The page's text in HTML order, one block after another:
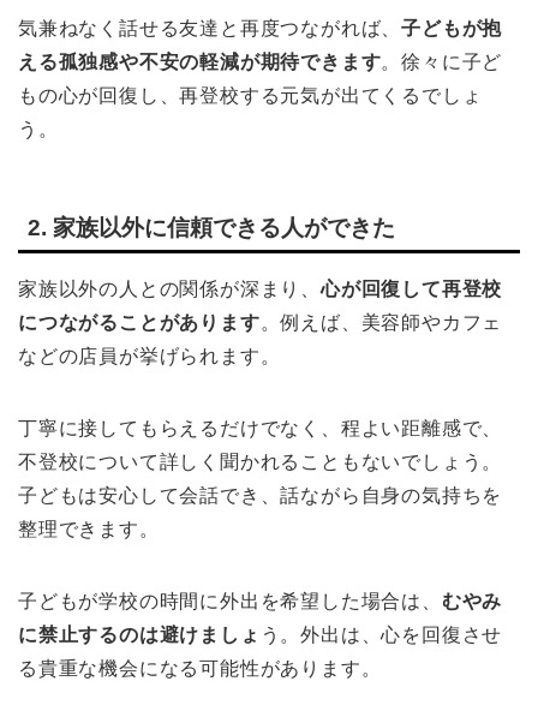
気兼ねなく話せる友達と再度つながれば、子どもが抱
える孤独感や不安の軽減が期待できます。徐々に子ど
もの心が回復し、再登校する元気が出てくるでしょ
う。
2. 家族以外に信頼できる人ができた
家族以外の人との関係が深まり、心が回復して再登校
につながることがあります。例えば、美容師やカフェ
などの店員が挙げられます。
丁寧に接してもらえるだけでなく、程よい距離感で、
不登校について詳しく聞かれることもないでしょう。
子どもは安心して会話でき、話ながら自身の気持ちを
整理できます。
子どもが学校の時間に外出を希望した場合は、 むやみ
に禁止するのは避けましょ う。外出は、心を回復させ
る貴重な機会になる可能性があります。